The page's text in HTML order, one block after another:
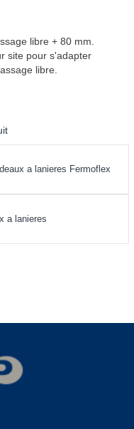
libre + 80 mm.
site pour s'adapter
libre.
a lanieres Fermoflex
a lanieres